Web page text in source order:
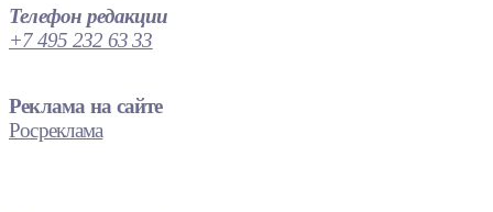
Телефон редакции
+7 495 232 63 33
Реклама на сайте
Росреклама